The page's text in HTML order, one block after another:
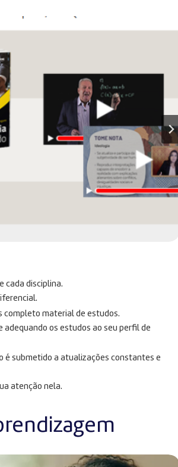
cada disciplina.
completo material de estudos.
os estudos ao seu perfil de
é submetido a atualizações constantes e
atenção nela.